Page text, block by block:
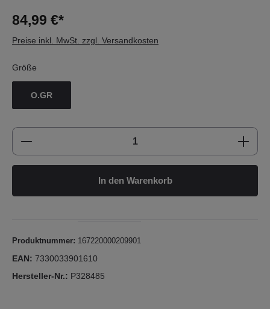
84,99 €*
Preise inkl. MwSt. zzgl. Versandkosten
Größe
O.GR
Produkt Anzahl: Gib den gewünschten
In den Warenkorb
Produktnummer: 167220000209901
EAN: 7330033901610
Hersteller-Nr.: P328485